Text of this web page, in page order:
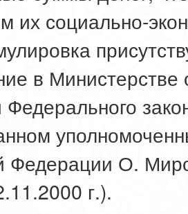
их социально-
в
Федерации О.
г.).